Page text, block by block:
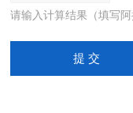
请输入计算结果（填写